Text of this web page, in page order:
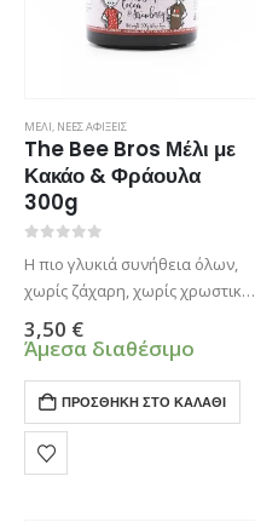
ΜΕΛΙ, ΝΕΕΣ ΑΦΙΞΕΙΣ
The Bee Bros Μέλι με
Κακάο & Φράουλα
300g
Η πιο γλυκιά συνήθεια όλων,
χωρίς ζάχαρη, χωρίς χρωστικές
και άλλες γλυκαντικές ουσίες!
Ένα άλειμμα υγιεινό και πολύ
ζάχαρη και φοινικέλαιο.
3,50 €
Άμεσα διαθέσιμο
ΠΡΟΣΘΉΚΗ ΣΤΟ ΚΑΛΆΘΙ